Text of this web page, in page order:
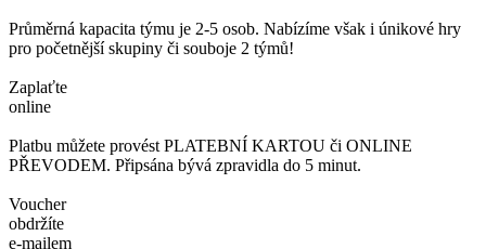
Průměrná kapacita týmu je 2-5 osob. Nabízíme však i únikové hry
pro početnější skupiny či souboje 2 týmů!
Zaplaťte
online
Platbu můžete provést PLATEBNÍ KARTOU či ONLINE
PŘEVODEM. Připsána bývá zpravidla do 5 minut.
Voucher
obdržíte
e-mailem